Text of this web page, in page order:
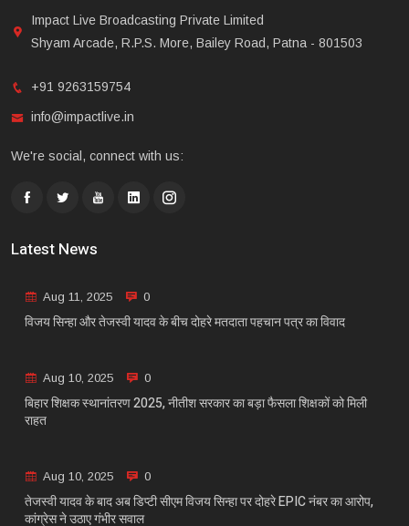
Impact Live Broadcasting Private Limited
Shyam Arcade, R.P.S. More, Bailey Road, Patna - 801503
+91 9263159754
info@impactlive.in
We're social, connect with us:
Latest News
Aug 11, 2025 0
विजय सिन्हा और तेजस्वी यादव के बीच दोहरे मतदाता पहचान पत्र का विवाद
Aug 10, 2025 0
बिहार शिक्षक स्थानांतरण 2025, नीतीश सरकार का बड़ा फैसला शिक्षकों को मिली
राहत
Aug 10, 2025 0
तेजस्वी यादव के बाद अब डिप्टी सीएम विजय सिन्हा पर दोहरे EPIC नंबर का आरोप,
कांग्रेस ने उठाए गंभीर सवाल